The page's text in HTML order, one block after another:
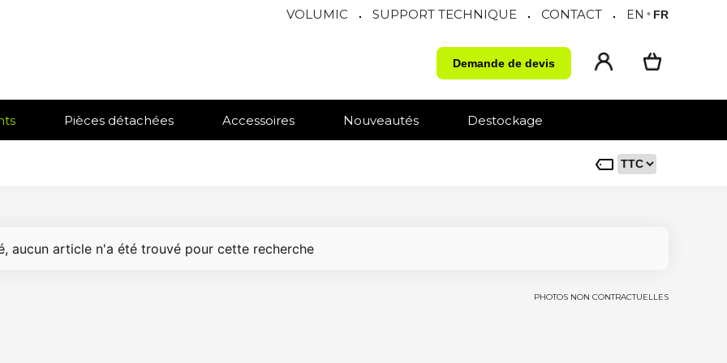
VOLUMIC . SUPPORT TECHNIQUE . CONTACT . EN • FR
Demande de devis
Pièces détachées Accessoires Nouveautés Destockage
aucun article n'a été trouvé pour cette recherche
PHOTOS NON CONTRACTUELLES